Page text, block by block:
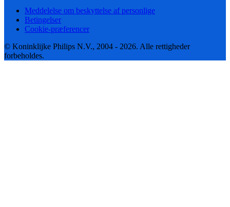
Meddelelse om beskyttelse af personlige
Betingelser
Cookie-præferencer
© Koninklijke Philips N.V., 2004 - 2026. Alle rettigheder
forbeholdes.